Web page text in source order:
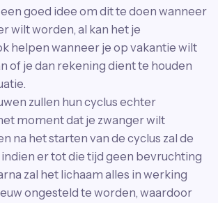
goed idee om dit te doen wanneer
wilt worden, al kan het je
helpen wanneer je op vakantie wilt
of je dan rekening dient te houden
zullen hun cyclus echter
moment dat je zwanger wilt
na het starten van de cyclus zal de
er tot die tijd geen bevruchting
zal het lichaam alles in werking
ongesteld te worden, waardoor